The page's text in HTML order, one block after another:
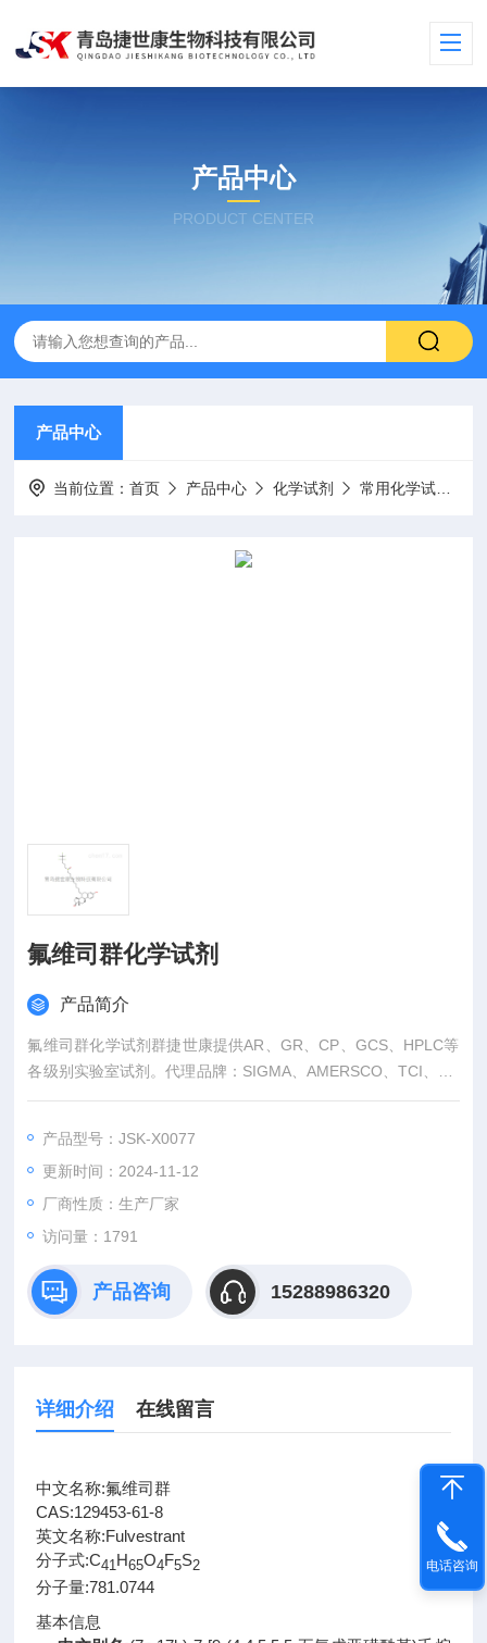
产品中心
PRODUCT CENTER
产品中心
当前位置：首页 产品中心 化学试剂 常用化学试剂
氟维司群化学试剂
产品简介
氟维司群化学试剂群捷世康提供AR、GR、CP、GCS、HPLC等
各级别实验室试剂。代理品牌：SIGMA、AMERSCO、TCI、TR
C、美国中草药
产品型号：JSK-X0077
更新时间：2024-11-12
厂商性质：生产厂家
访问量：1791
产品咨询 15288986320
详细介绍 在线留言
中文名称:氟维司群
CAS:129453-61-8
英文名称:Fulvestrant
分子式:C41H65O4F5S2
分子量:781.0744
基本信息
电话咨询